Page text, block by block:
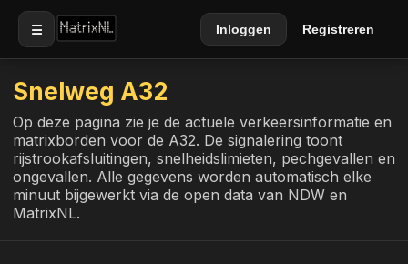
☰ Inloggen Registreren
Snelweg A32
Op deze pagina zie je de actuele verkeersinformatie en
matrixborden voor de A32. De signalering toont
rijstrookafsluitingen, snelheidslimieten, pechgevallen en
ongevallen. Alle gegevens worden automatisch elke
minuut bijgewerkt via de open data van NDW en
MatrixNL.